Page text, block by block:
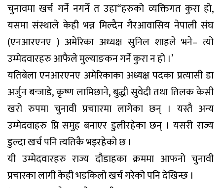
चुनावमा खर्च गर्ने नगर्ने त उहा“हरुको व्यक्तिगत कुरा हो,
यसमा संस्थाले केही भन्न मिल्दैन गैरआवासिय नेपाली संघ
(एनआरएनए ) अमेरिका अध्यक्ष सुनिल शाहले भने– त्यो
उम्मेदवारहरु आफैले मुल्याङकन गर्ने कुरा न हो ।’
यतिबेला एनआरएनए अमेरिकाका अध्यक्ष पदका प्रत्यासी डा
अर्जुन बन्जाडे, कृष्ण लामिछाने, बुद्धी सुवेदी तथा तिलक केसी
खरो रुपमा चुनावी प्रचाारमा लागेका छन् । यस्तै अन्य
उम्मेदवाहरु प्नि समुह बनाएर डुलीरहेका छन् । यसरी राज्य
डुल्दा खर्च पनि त्यतिकै भइरहेको छ ।
यी उम्मेदवारहरु राज्य दौडाहका क्रममा आफनो चुनावी
प्रचारका लागी केही भडकिलो खर्च गरेको पनि देखिन्छ ।